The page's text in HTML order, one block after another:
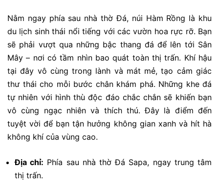
Nằm ngay phía sau nhà thờ Đá, núi Hàm Rồng là khu
du lịch sinh thái nổi tiếng với các vườn hoa rực rỡ. Bạn
sẽ phải vượt qua những bậc thang đá để lên tới Sân
Mây – nơi có tầm nhìn bao quát toàn thị trấn. Khí hậu
tại đây vô cùng trong lành và mát mẻ, tạo cảm giác
thư thái cho mỗi bước chân khám phá. Những khe đá
tự nhiên với hình thù độc đáo chắc chắn sẽ khiến bạn
vô cùng ngạc nhiên và thích thú. Đây là điểm đến
tuyệt vời để bạn tận hưởng không gian xanh và hít hà
không khí của vùng cao.
Địa chỉ: Phía sau nhà thờ Đá Sapa, ngay trung tâm
thị trấn.